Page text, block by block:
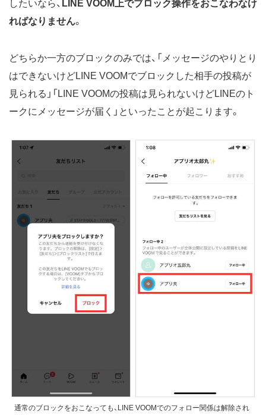
したいなら、 LINE VOOM上でブロック操作をおこなわなけ
ればなりません。
どちらか一方のブロックのみでは、「メッセージのやりとり
はできないけどLINE VOOMでブロックした相手の投稿が
見られる」「LINE VOOMの投稿は見られないけどLINEのト
ークにメッセージが届く」といったことが起こります。
通常のブロックをおこなっても、LINE VOOMでのフォロー関係は解除され